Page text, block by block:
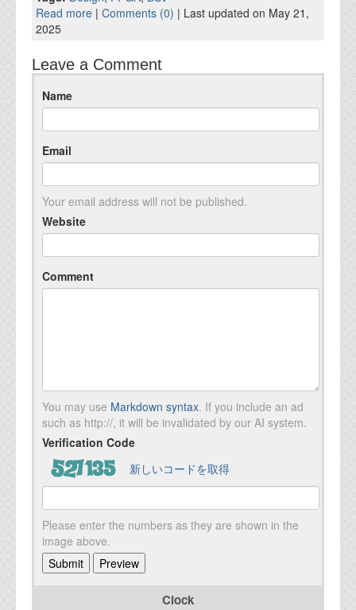
Read more | Comments (0) | Last updated on May 21,
2025
Leave a Comment
Name
Email
Your email address will not be published.
Website
Comment
You may use Markdown syntax. If you include an ad
such as http://, it will be invalidated by our AI system.
Verification Code
新しいコードを取得
Please enter the numbers as they are shown in the
image above.
Clock